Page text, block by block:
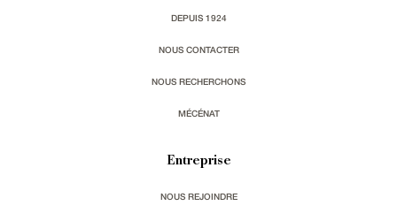
DEPUIS 1924
NOUS CONTACTER
NOUS RECHERCHONS
MÉCÉNAT
Entreprise
NOUS REJOINDRE